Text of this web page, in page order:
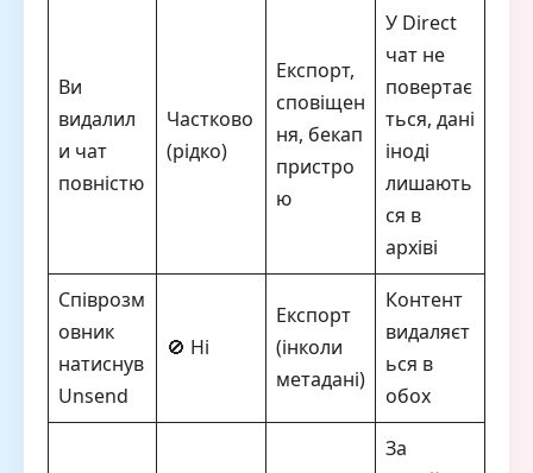
Ви
видалил
и чат
повністю
Частково
(рідко)
Експорт,
сповіщен
ня, бекап
пристро
ю
У Direct
чат не
повертає
ться, дані
іноді
лишають
ся в
архіві
Співрозм
овник
натиснув
Unsend
🚫 Ні
Експорт
(інколи
метадані)
Контент
видаляєт
ься в
обох
За